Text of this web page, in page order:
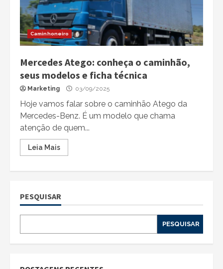
Caminhoneiro
Mercedes Atego: conheça o caminhão,
seus modelos e ficha técnica
Marketing 03/09/2025
Hoje vamos falar sobre o caminhão Atego da
Mercedes-Benz. É um modelo que chama
atenção de quem...
Leia Mais
PESQUISAR
PESQUISAR